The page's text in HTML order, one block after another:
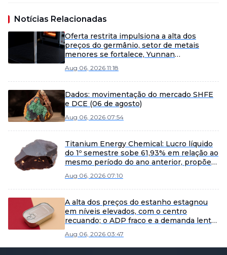
Notícias Relacionadas
Oferta restrita impulsiona a alta dos
preços do germânio, setor de metais
menores se fortalece, Yunnan
lideram os ganhos [SMM Flash]
Aug 06, 2026 11:18
Dados: movimentação do mercado SHFE
e DCE (06 de agosto)
Aug 06, 2026 07:54
Titanium Energy Chemical: Lucro líquido
do 1º semestre sobe 61,93% em relação ao
mesmo período do ano anterior, propõe
Aug 06, 2026 07:10
A alta dos preços do estanho estagnou
em níveis elevados, com o centro
recuando; o ADP fraco e a demanda lenta
Meio-Dia do Estanho do SMM]
Aug 06, 2026 03:47